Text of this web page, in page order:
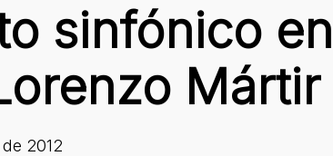
sinfónico
Mártir
2012